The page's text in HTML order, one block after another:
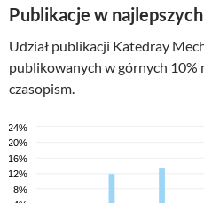
Publikacje w
Udział publikacji Katedray
publikowanych w górnych 10%
czasopism.